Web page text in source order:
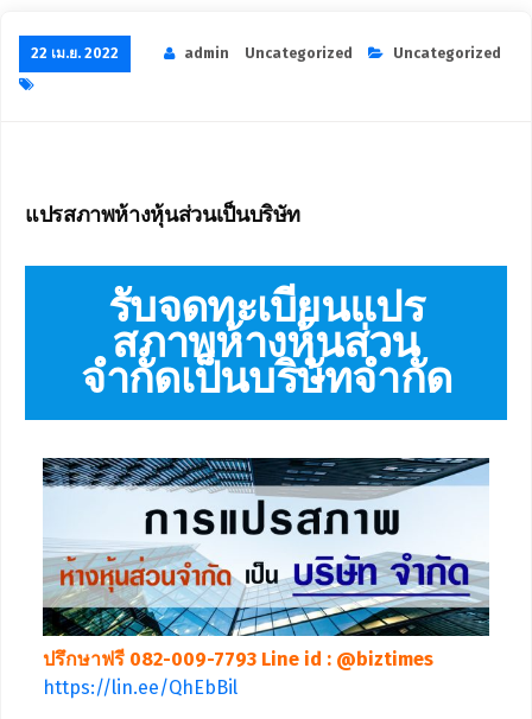
22 เม.ย. 2022 admin Uncategorized Uncategorized
แปรสภาพห้างหุ้นส่วนเป็นบริษัท
รับจดทะเบียนแปร
สภาพห้างหุ้นส่วน
จำกัดเป็นบริษัทจำกัด
ปรึกษาฟรี 082-009-7793 Line id : @biztimes
https://lin.ee/QhEbBil